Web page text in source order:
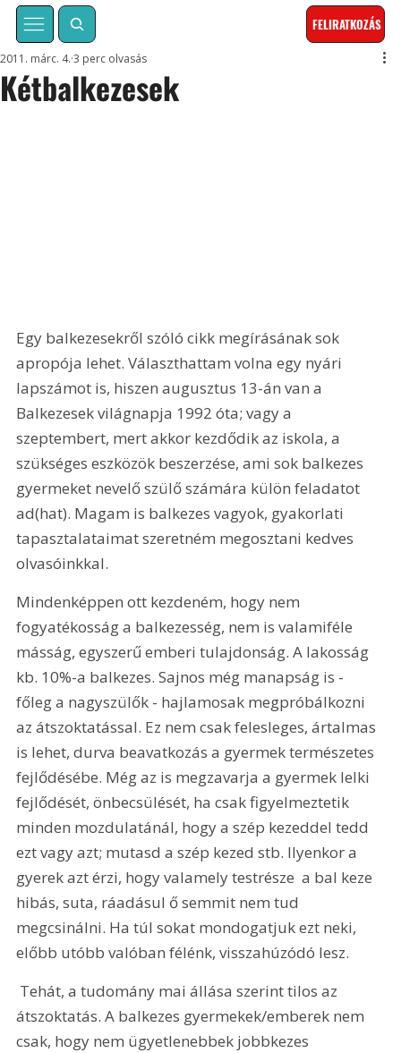
FELIRATKOZÁS
Kétbalkezesek
2011. márc. 4. 3 perc olvasás
Egy balkezesekről szóló cikk megírásának sok
apropója lehet. Választhattam volna egy nyári
lapszámot is, hiszen augusztus 13-án van a
Balkezesek világnapja 1992 óta; vagy a
szeptembert, mert akkor kezdődik az iskola, a
szükséges eszközök beszerzése, ami sok balkezes
gyermeket nevelő szülő számára külön feladatot
ad(hat). Magam is balkezes vagyok, gyakorlati
tapasztalataimat szeretném megosztani kedves
olvasóinkkal.
Mindenképpen ott kezdeném, hogy nem
fogyatékosság a balkezesség, nem is valamiféle
másság, egyszerű emberi tulajdonság. A lakosság
kb. 10%-a balkezes. Sajnos még manapság is -
főleg a nagyszülők - hajlamosak megpróbálkozni
az átszoktatással. Ez nem csak felesleges, ártalmas
is lehet, durva beavatkozás a gyermek természetes
fejlődésébe. Még az is megzavarja a gyermek lelki
fejlődését, önbecsülését, ha csak figyelmeztetik
minden mozdulatánál, hogy a szép kezeddel tedd
ezt vagy azt; mutasd a szép kezed stb. Ilyenkor a
gyerek azt érzi, hogy valamely testrésze  a bal keze 
hibás, suta, ráadásul ő semmit nem tud
megcsinálni. Ha túl sokat mondogatjuk ezt neki,
előbb utóbb valóban félénk, visszahúzódó lesz.
átszoktatás. A balkezes gyermekek/emberek nem
csak, hogy nem ügyetlenebbek jobbkezes